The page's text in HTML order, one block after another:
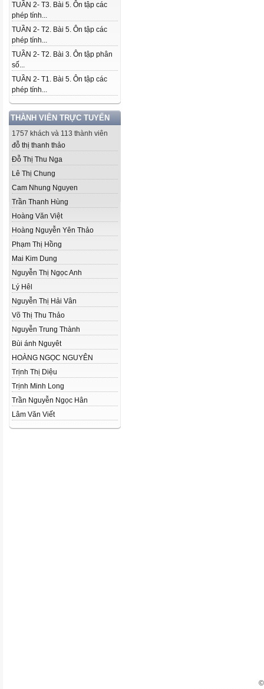
TUẦN 2- T3. Bài 5. Ôn tập các
phép tính...
TUẦN 2- T2. Bài 5. Ôn tập các
phép tính...
TUẦN 2- T2. Bài 3. Ôn tập phân
số...
TUẦN 2- T1. Bài 5. Ôn tập các
phép tính...
THÀNH VIÊN TRỰC TUYẾN
1757 khách và 113 thành viên
đỗ thị thanh thảo
Đỗ Thị Thu Nga
Lê Thị Chung
Cam Nhung Nguyen
Trần Thanh Hùng
Hoàng Văn Việt
Hoàng Nguyễn Yên Thảo
Phạm Thị Hồng
Mai Kim Dung
Nguyễn Thị Ngọc Anh
Lý Hêl
Nguyễn Thị Hải Vân
Võ Thị Thu Thảo
Nguyễn Trung Thành
Bùi ánh Nguyêt
HOÀNG NGỌC NGUYÊN
Trịnh Thị Diệu
Trịnh Minh Long
Trần Nguyễn Ngọc Hân
Lâm Văn Viết